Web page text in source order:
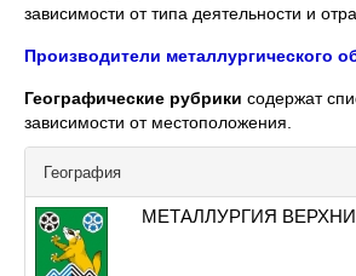
зависимости от типа деятельности и
Производители металлургического
Географические рубрики содержат
зависимости от местоположения.
География
МЕТАЛЛУРГИЯ